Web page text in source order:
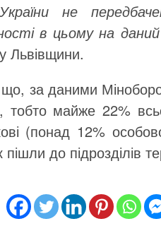
не
в цьому на
Львівщини.
за даними
тобто майже 22%
(понад 12%
пішли до підрозділів